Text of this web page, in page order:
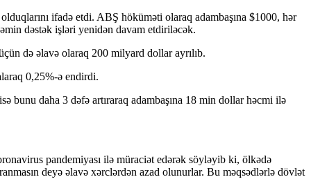
ifadə etdi. ABŞ höküməti olaraq adambaşına $1000, hər
dəstək işləri yenidən davam etdiriləcək.
də əlavə olaraq 200 milyard dollar ayrılıb.
0,25%-ə endirdi.
bunu daha 3 dəfə artıraraq adambaşına 18 min dollar həcmi ilə
pandemiyası ilə müraciət edərək söyləyib ki, ölkədə
deyə əlavə xərclərdən azad olunurlar. Bu məqsədlərlə dövlət